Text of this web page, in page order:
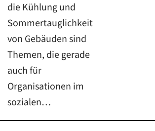
die Kühlung und
Sommertauglichkeit
von Gebäuden sind
Themen, die gerade
auch für
Organisationen im
sozialen…